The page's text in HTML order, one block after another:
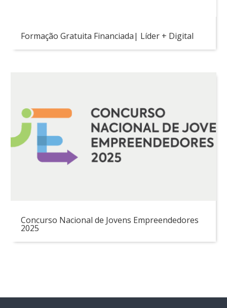
Formação Gratuita Financiada| Líder + Digital
Concurso Nacional de Jovens Empreendedores
2025